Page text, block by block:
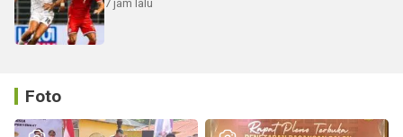
7 jam lalu
Foto